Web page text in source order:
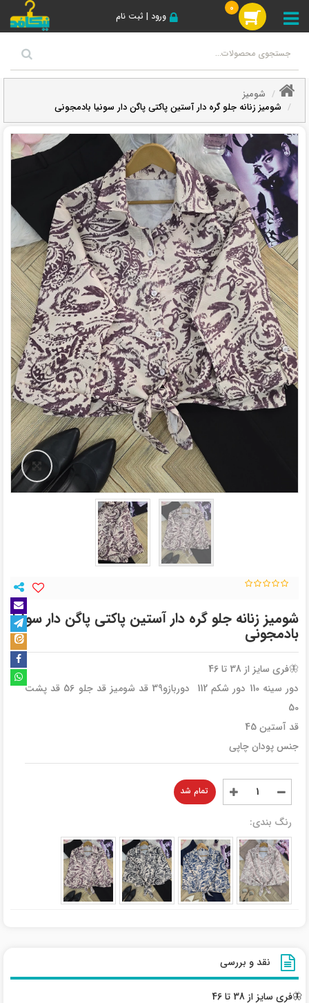
ورود | ثبت نام
0
شومیز
شومیز زنانه جلو گره دار آستین پاکتی پاگن دار سونیا بادمجونی
شومیز زنانه جلو گره دار آستین پاکتی پاگن دار سونیا
بادمجونی
🦋فری سایز از 38 تا 46
دور سینه 110 دور شکم 112 دوربازو39 قد شومیز قد جلو 56 قد پشت
50
قد آستین 45
جنس پودان چاپی
تمام شد
رنگ بندی:
نقد و بررسی
🦋فری سایز از 38 تا 46